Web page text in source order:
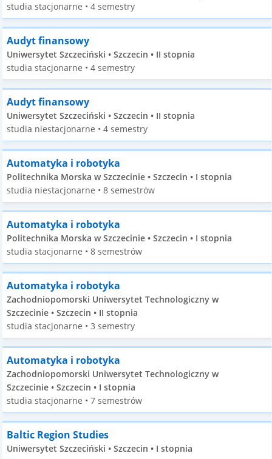
studia stacjonarne • 4 semestry
Audyt finansowy
Uniwersytet Szczeciński • Szczecin • II stopnia
studia stacjonarne • 4 semestry
Audyt finansowy
Uniwersytet Szczeciński • Szczecin • II stopnia
studia niestacjonarne • 4 semestry
Automatyka i robotyka
Politechnika Morska w Szczecinie • Szczecin • I stopnia
studia niestacjonarne • 8 semestrów
Automatyka i robotyka
Politechnika Morska w Szczecinie • Szczecin • I stopnia
studia stacjonarne • 8 semestrów
Automatyka i robotyka
Zachodniopomorski Uniwersytet Technologiczny w
Szczecinie • Szczecin • II stopnia
studia stacjonarne • 3 semestry
Automatyka i robotyka
Zachodniopomorski Uniwersytet Technologiczny w
Szczecinie • Szczecin • I stopnia
studia stacjonarne • 7 semestrów
Baltic Region Studies
Uniwersytet Szczeciński • Szczecin • I stopnia